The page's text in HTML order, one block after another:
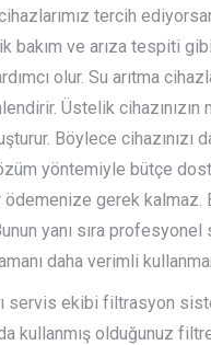
tercih
bakım ve arıza tespiti
olur. Su arıtma
Üstelik
Böylece
yöntemiyle bütçe
gerek
yanı sıra
daha verimli
servis ekibi filtrasyon
kullanmış olduğunuz